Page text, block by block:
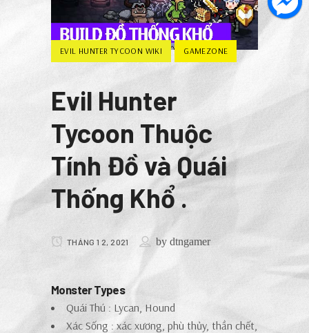
EVIL HUNTER TYCOON WIKI GAMEZONE
Evil Hunter
Tycoon Thuộc
Tính Đồ và Quái
Thống Khổ .
THÁNG 1 2, 2021 by dtngamer
Monster Types
Quái Thú : Lycan, Hound
Xác Sống : xác xương, phù thủy, thần chết,